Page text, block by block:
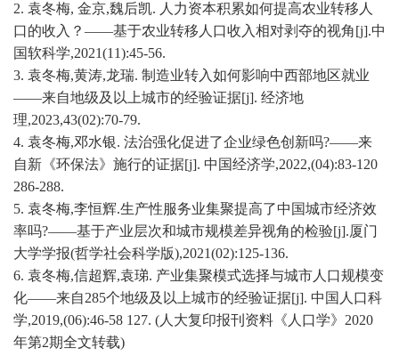
2. 袁冬梅, 金京,魏后凯. 人力资本积累如何提高农业转移人
口的收入？——基于农业转移人口收入相对剥夺的视角[j].中
国软科学,2021(11):45-56.
3. 袁冬梅,黄涛,龙瑞. 制造业转入如何影响中西部地区就业
——来自地级及以上城市的经验证据[j]. 经济地
理,2023,43(02):70-79.
4. 袁冬梅,邓水银. 法治强化促进了企业绿色创新吗?——来
自新《环保法》施行的证据[j]. 中国经济学,2022,(04):83-120
286-288.
5. 袁冬梅,李恒辉.生产性服务业集聚提高了中国城市经济效
率吗?——基于产业层次和城市规模差异视角的检验[j].厦门
大学学报(哲学社会科学版),2021(02):125-136.
6. 袁冬梅,信超辉,袁珶. 产业集聚模式选择与城市人口规模变
化——来自285个地级及以上城市的经验证据[j]. 中国人口科
学,2019,(06):46-58 127. (人大复印报刊资料《人口学》2020
年第2期全文转载)